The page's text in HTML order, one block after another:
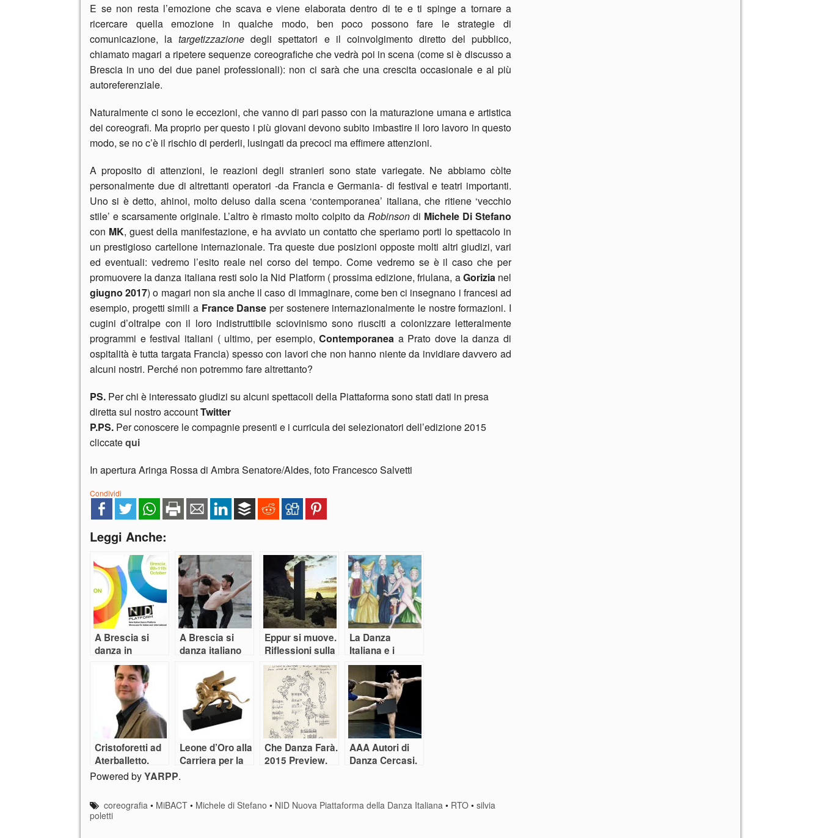
E se non resta l’emozione che scava e viene elaborata dentro di te e ti spinge a tornare a
ricercare quella emozione in qualche modo, ben poco possono fare le strategie di
comunicazione, latargetizzazione degli spettatori e il coinvolgimento diretto del pubblico,
chiamato magari a ripetere sequenze coreografiche che vedrà poi in scena (come si è discusso a
Brescia in uno dei due panel professionali): non ci sarà che una crescita occasionale e al più
autoreferenziale.
Naturalmente ci sono le eccezioni, che vanno di pari passo con la maturazione umana e artistica
dei coreografi. Ma proprio per questo i più giovani devono subito imbastire il loro lavoro in questo
modo, se no c’è il rischio di perderli, lusingati da precoci ma effimere attenzioni.
A proposito di attenzioni, le reazioni degli stranieri sono state variegate. Ne abbiamo còlte
personalmente due di altrettanti operatori -da Francia e Germania- di festival e teatri importanti.
Uno si è detto, ahinoi, molto deluso dalla scena ‘contemporanea’ italiana, che ritiene ‘vecchio
stile’ e scarsamente originale. L’altro è rimasto molto colpito daRobinsondi Michele Di Stefano
con MK, guest della manifestazione, e ha avviato un contatto che speriamo porti lo spettacolo in
un prestigioso cartellone internazionale. Tra queste due posizioni opposte molti altri giudizi, vari
ed eventuali: vedremo l’esito reale nel corso del tempo. Come vedremo se è il caso che per
promuovere la danza italiana resti solo la Nid Platform ( prossima edizione, friulana, aGorizianel
giugno 2017) o magari non sia anche il caso di immaginare, come ben ci insegnano i francesi ad
esempio, progetti simili a France Danse per sostenere internazionalmente le nostre formazioni. I
cugini d’oltralpe con il loro indistruttibile sciovinismo sono riusciti a colonizzare letteralmente
programmi e festival italiani ( ultimo, per esempio,Contemporanea a Prato dove la danza di
ospitalità è tutta targata Francia) spesso con lavori che non hanno niente da invidiare davvero ad
alcuni nostri. Perché non potremmo fare altrettanto?
PS. Per chi è interessato giudizi su alcuni spettacoli della Piattaforma sono stati dati in presa
diretta sul nostro accountTwitter
P.PS. Per conoscere le compagnie presenti e i curricula dei selezionatori dell’edizione 2015
cliccatequi
In apertura Aringa Rossa di Ambra Senatore/Aldes, foto Francesco Salvetti
Condividi
Leggi Anche:
A Brescia si
danza in
Piattaforma
A Brescia si
danza italiano
Eppur si muove.
Riflessioni sulla
danza italiana in
tempo di Covid.
La Danza
Italiana e i
vestiti nuovi
dell’Imperatore
Cristoforetti ad
Aterballetto.
Cambia la
geografia della
danza italiana?
Leone d’Oro alla
Carriera per la
questo premio?
Che Danza Farà.
2015 Preview.
AAA Autori di
Danza Cercasi.
Powered byYARPP.
coreografia • MiBACT • Michele di Stefano • NID Nuova Piattaforma della Danza Italiana • RTO •silvia
poletti